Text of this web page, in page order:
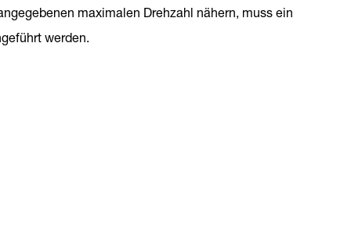
maximalen Drehzahl nähern, muss ein
werden.